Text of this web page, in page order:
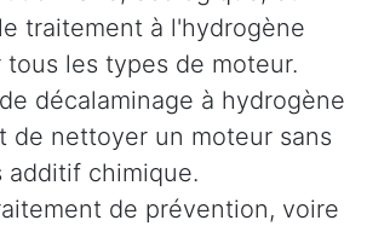
traitement à l'hydrogène
les types de moteur.
décalaminage à hydrogène
de nettoyer un moteur sans
additif chimique.
de prévention, voire